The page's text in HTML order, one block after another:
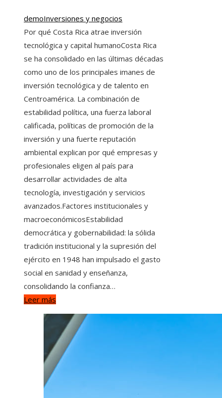
demoInversiones y negocios
Por qué Costa Rica atrae inversión
tecnológica y capital humanoCosta Rica
se ha consolidado en las últimas décadas
como uno de los principales imanes de
inversión tecnológica y de talento en
Centroamérica. La combinación de
estabilidad política, una fuerza laboral
calificada, políticas de promoción de la
inversión y una fuerte reputación
ambiental explican por qué empresas y
profesionales eligen al país para
desarrollar actividades de alta
tecnología, investigación y servicios
avanzados.Factores institucionales y
macroeconómicosEstabilidad
democrática y gobernabilidad: la sólida
tradición institucional y la supresión del
ejército en 1948 han impulsado el gasto
social en sanidad y enseñanza,
consolidando la confianza…
Leer más